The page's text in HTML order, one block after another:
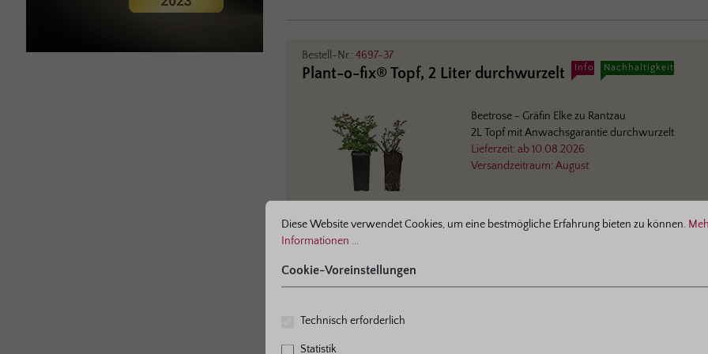
Bestell-Nr.: 4697-37
Plant-o-fix® Topf, 2 Liter durchwurzelt Info Nachhaltigkeit
Beetrose - Gräfin Elke zu Rantzau
2L Topf mit Anwachsgarantie durchwurzelt
Lieferzeit: ab10.08.2026
Versandzeitraum: August
Bestell-Nr.: 4697-00
Wurzelnackte Rose
Cookie-Voreinstellungen
Mehr Informationen ...
Diese Website verwendet Cookies, um eine bestmögliche Erfahrung bieten zu können.
Informationen ...
Cookie-Voreinstellungen
Technisch erforderlich
Statistik